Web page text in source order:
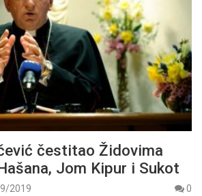
čestitao Židovima
Jom Kipur i Sukot
2019
0